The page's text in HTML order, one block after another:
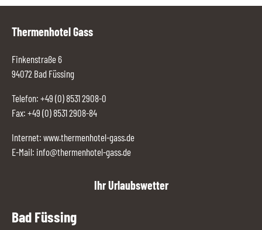
Thermenhotel Gass
Finkenstraße 6
94072 Bad Füssing
Telefon: +49 (0) 8531 2908-0
Fax: +49 (0) 8531 2908-84
Internet: www.thermenhotel-gass.de
E-Mail: info@thermenhotel-gass.de
Ihr Urlaubswetter
Bad Füssing